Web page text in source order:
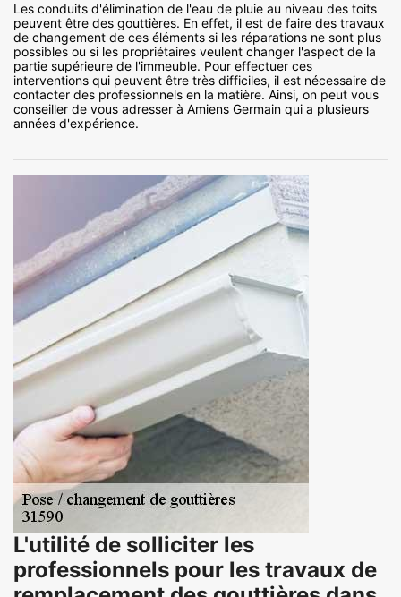
Les conduits d'élimination de l'eau de pluie au niveau des toits
peuvent être des gouttières. En effet, il est de faire des travaux
de changement de ces éléments si les réparations ne sont plus
possibles ou si les propriétaires veulent changer l'aspect de la
partie supérieure de l'immeuble. Pour effectuer ces
interventions qui peuvent être très difficiles, il est nécessaire de
contacter des professionnels en la matière. Ainsi, on peut vous
conseiller de vous adresser à Amiens Germain qui a plusieurs
années d'expérience.
L'utilité de solliciter les
professionnels pour les travaux de